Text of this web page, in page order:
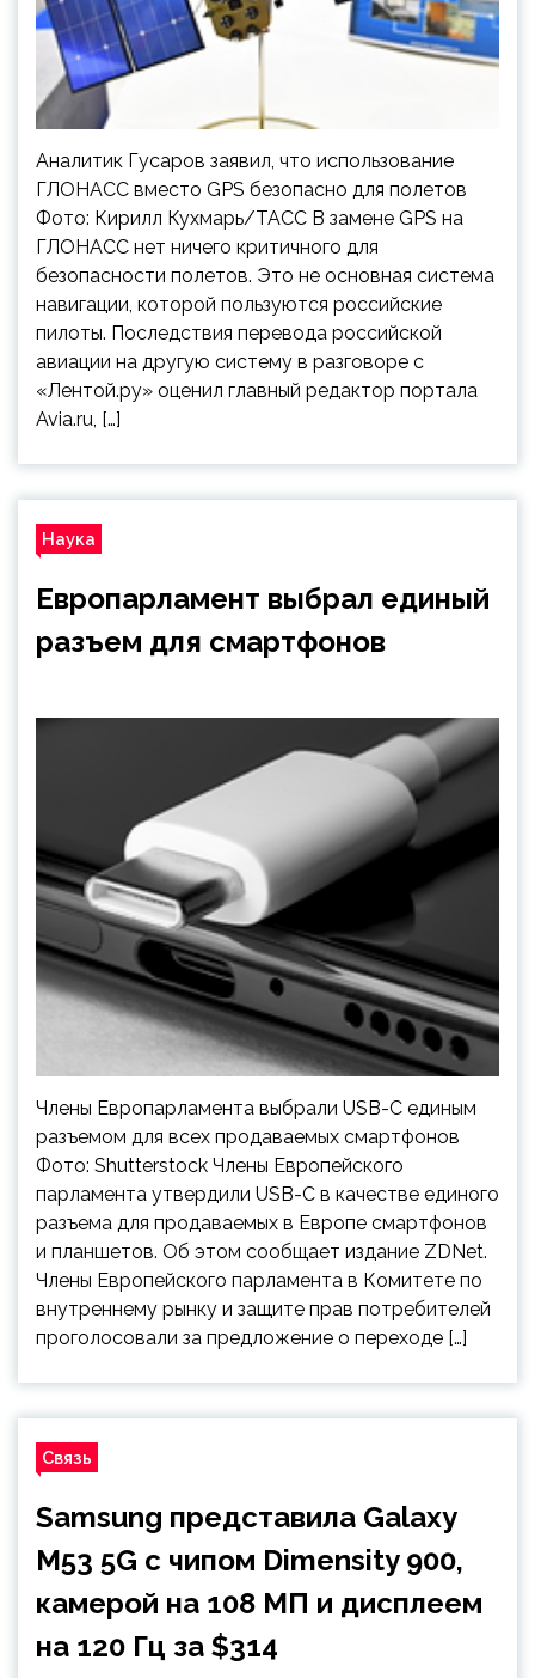
Аналитик Гусаров заявил, что использование
ГЛОНАСС вместо GPS безопасно для полетов
Фото: Кирилл Кухмарь/ТАСС В замене GPS на
ГЛОНАСС нет ничего критичного для
безопасности полетов. Это не основная система
навигации, которой пользуются российские
пилоты. Последствия перевода российской
авиации на другую систему в разговоре с
«Лентой.ру» оценил главный редактор портала
Avia.ru, […]
Наука
Европарламент выбрал единый
разъем для смартфонов
Члены Европарламента выбрали USB-C единым
разъемом для всех продаваемых смартфонов
Фото: Shutterstock Члены Европейского
парламента утвердили USB-C в качестве единого
разъема для продаваемых в Европе смартфонов
и планшетов. Об этом сообщает издание ZDNet.
Члены Европейского парламента в Комитете по
внутреннему рынку и защите прав потребителей
проголосовали за предложение о переходе […]
Связь
Samsung представила Galaxy
M53 5G с чипом Dimensity 900,
камерой на 108 МП и дисплеем
на 120 Гц за $314